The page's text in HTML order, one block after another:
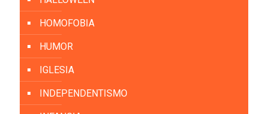
HOMOFOBIA
HUMOR
IGLESIA
INDEPENDENTISMO